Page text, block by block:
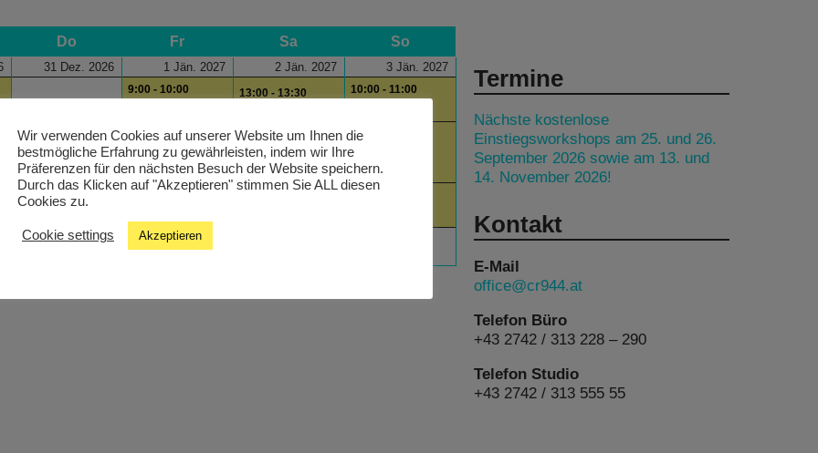
Do Fr Sa So
31 Dez. 2026 1 Jän. 2027
9:00 - 10:00
13:00 - 13:30
Stimmlagen
16:00 - 17:00
19:00 - 20:00
Analog ist besser
2 Jän. 2027
13:00 - 13:30
14:00 - 14:30 Edis
Musikgeschichten
19:00 - 20:00
3 Jän. 2027
10:00 - 11:00
17:00 - 18:00
Radio
Wissensteam
Termine
Nächste kostenlose
Einstiegsworkshops am 25. und 26.
September 2026 sowie am 13. und
14. November 2026!
Kontakt
E-Mail
office@cr944.at
Telefon Büro
+43 2742 / 313 228 – 290
Telefon Studio
+43 2742 / 313 555 55
Wir verwenden Cookies auf unserer Website um Ihnen die
bestmögliche Erfahrung zu gewährleisten, indem wir Ihre
Präferenzen für den nächsten Besuch der Website speichern.
Durch das Klicken auf "Akzeptieren" stimmen Sie ALL diesen
Cookies zu.
Cookie settings Akzeptieren